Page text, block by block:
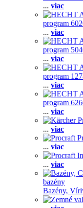
... viac
program
... viac
program
... viac
program
... viac
program
... viac
... viac
... viac
... viac
bazény
Bazény,